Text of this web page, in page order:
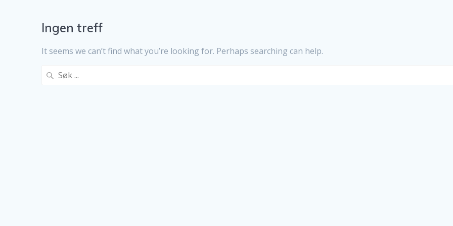
Ingen treff
It seems we can’t find what you’re looking for. Perhaps searching can help.
Search
for: